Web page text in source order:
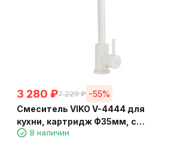
3 280 ₽7 220 ₽ -55%
Смеситель VIKO V-4444 для
кухни, картридж Ф35мм, с
гайкой, нержавеющая сталь,
В наличии